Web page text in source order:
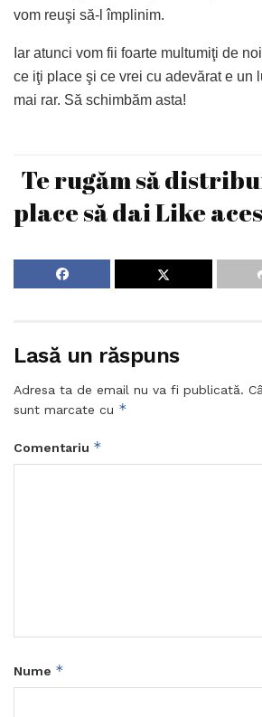
vom reuşi să-l împlinim.
Iar atunci vom fii foarte multumiţi de
ce iţi place şi ce vrei cu adevărat e un
mai rar. Să schimbăm asta!
Te rugăm să
place să dai Like
Lasă un răspuns
Adresa ta de email nu va fi publicată.
sunt marcate cu *
Comentariu *
Nume *